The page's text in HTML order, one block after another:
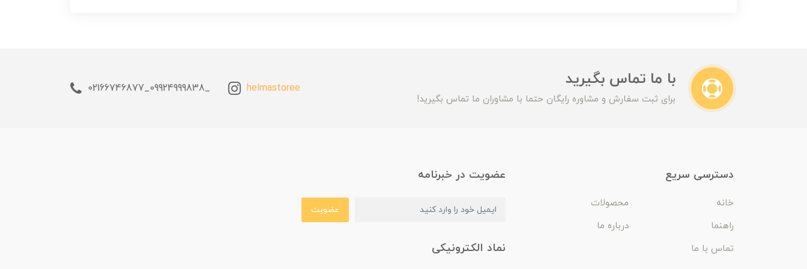
با ما تماس بگیرید
برای ثبت سفارش و مشاوره رایگان حتما با مشاوران ما تماس بگیرید!
helmastoree
_09924999838_02166746877
دسترسی سریع
خانه
محصولات
راهنما
درباره ما
تماس با ما
عضویت در خبرنامه
عضویت
نماد الکترونیکی